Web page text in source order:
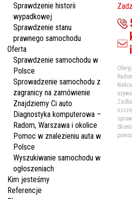
Sprawdzenie historii
wypadkowej
Sprawdzenie stanu
prawnego samochodu
Oferta
Sprawdzenie samochodu w
Polsce
Sprowadzenie samochodu z
zagranicy na zamówienie
Znajdziemy Ci auto
Diagnostyka komputerowa –
Radom, Warszawa i okolice
Pomoc w znalezieniu auta w
Polsce
Wyszukiwanie samochodu w
ogłoszeniach
Kim jesteśmy
Referencje